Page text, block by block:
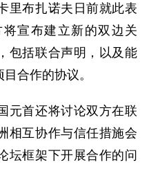
布扎诺夫日前就此表
宣布建立新的双边关
包括联合声明，以及能
合作的协议。
首还将讨论双方在联
相互协作与信任措施会
坛框架下开展合作的问